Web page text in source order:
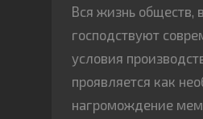
Вся жизнь обществ,
господствуют
условия
проявляется как
нагромождение